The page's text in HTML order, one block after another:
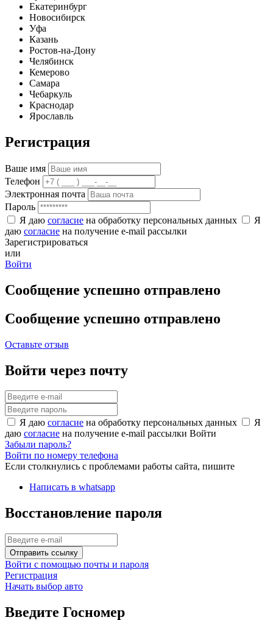
Екатеринбург
Новосибирск
Уфа
Казань
Ростов-на-Дону
Челябинск
Кемерово
Самара
Чебаркуль
Краснодар
Ярославль
Регистрация
Ваше имя
Телефон
Электронная почта
Пароль
Я даю согласие на обработку персональных данных
Я
даю согласие на получение e-mail рассылки
Зарегистрироваться
или
Войти
Сообщение успешно отправлено
Сообщение успешно отправлено
Оставьте отзыв
Войти через почту
Я даю согласие на обработку персональных данных
Я
даю согласие на получение e-mail рассылки Войти
Забыли пароль?
Войти по номеру телефона
Если столкнулись с проблемами работы сайта, пишите
Написать в whatsapp
Восстановление пароля
Отправить ссылку
Войти с помощью почты и пароля
Регистрация
Начать выбор авто
Введите Госномер